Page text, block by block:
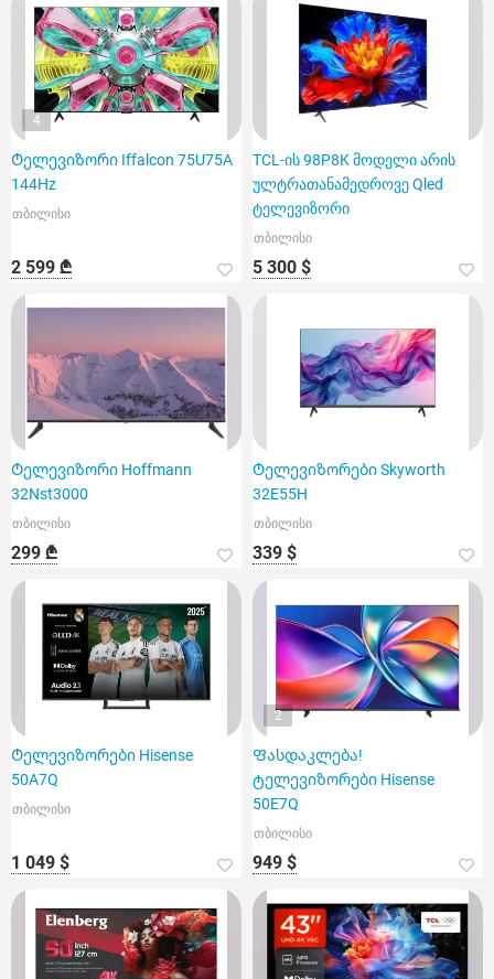
4
Ტელევიზორი Iffalcon 75U75A
144Hz
თბილისი
2 599 ₾
TCL-ის 98P8K მოდელი არის
ულტრათანამედროვე Qled
ტელევიზორი
თბილისი
5 300 $
Ტელევიზორი Hoffmann
32Nst3000
თბილისი
299 ₾
Ტელევიზორები Skyworth
32E55H
თბილისი
339 $
Ტელევიზორები Hisense
50A7Q
თბილისი
1 049 $
2
Ფასდაკლება!
ტელევიზორები Hisense
50E7Q
თბილისი
949 $